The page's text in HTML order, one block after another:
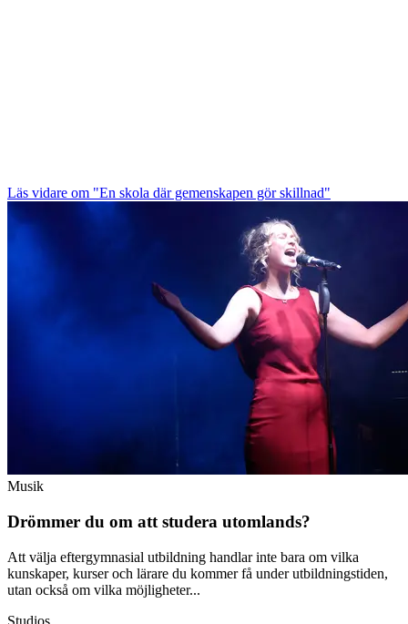
Läs vidare om "En skola där gemenskapen gör skillnad"
Musik
Drömmer du om att studera utomlands?
Att välja eftergymnasial utbildning handlar inte bara om vilka
kunskaper, kurser och lärare du kommer få under utbildningstiden,
utan också om vilka möjligheter...
Studios